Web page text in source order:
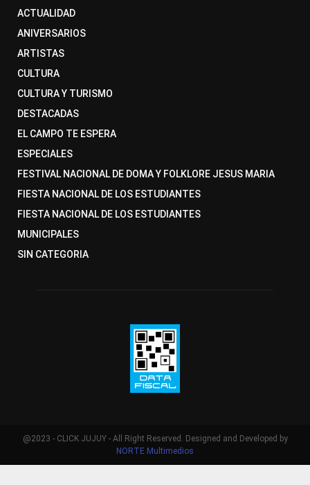
ACTUALIDAD
ANIVERSARIOS
ARTISTAS
CULTURA
CULTURA Y TURISMO
DESTACADAS
EL CAMPO TE ESPERA
ESPECIALES
FESTIVAL NACIONAL DE DOMA Y FOLKLORE JESUS MARIA
FIESTA NACIONAL DE LOS ESTUDIANTES
FIESTA NACIONAL DE LOS ESTUDIANTES
MUNICIPALES
SIN CATEGORIA
@2023 - CLICK JUJUY - All Right Reserved. Designed and Developed by
NORTE Multimedios